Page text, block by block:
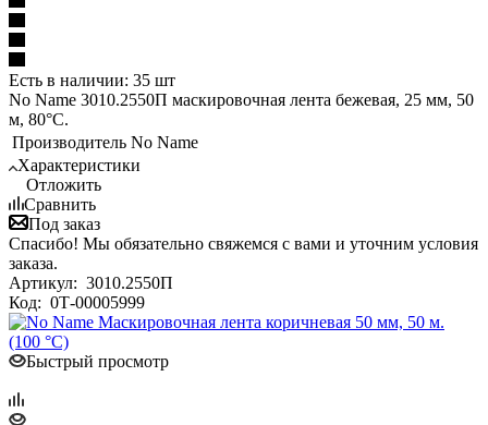
Есть в наличии: 35 шт
No Name 3010.2550П маскировочная лента бежевая, 25 мм, 50
м, 80°С.
Производитель No Name
Характеристики
Отложить
Сравнить
Под заказ
Спасибо! Мы обязательно свяжемся с вами и уточним условия
заказа.
Артикул: 3010.2550П
Код: 0Т-00005999
Быстрый просмотр